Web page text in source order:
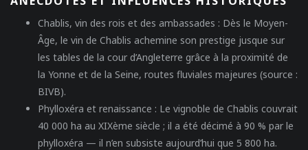
Chablis, vin des rois et des ambassades : Dès le Moyen-
Âge, le vin de Chablis achemine son prestige jusque sur
les tables de la cour d’Angleterre grâce à la proximité de
la Yonne et de la Seine, routes fluviales majeures (source :
BIVB).
Phylloxéra et renaissance : Le vignoble de Chablis couvrait
40 000 ha au XIXème siècle ; il a été décimé à 90 % par le
phylloxéra — il n’en subsiste aujourd’hui que 5 800 ha.